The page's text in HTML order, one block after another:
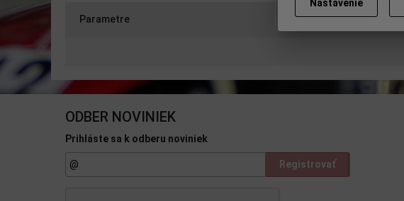
Parametre Otázka na výrobok
ODBER NOVINIEK
Prihláste sa k odberu noviniek
Registrovať
Nastavenie